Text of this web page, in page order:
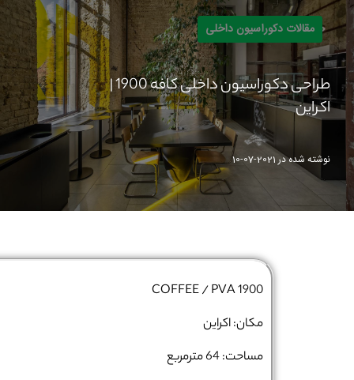
مقالات دکوراسیون داخلی
طراحی دکوراسیون داخلی کافه 1900 |
اکراین
نوشته شده در2021-07-10
1900 COFFEE / PVA
مکان: اکراین
مساحت: 64 مترمربع